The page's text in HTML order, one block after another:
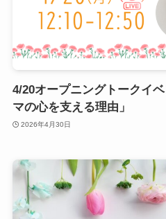
4/20オープニングトークイ
マの心を支える理由」
2026年4月30日